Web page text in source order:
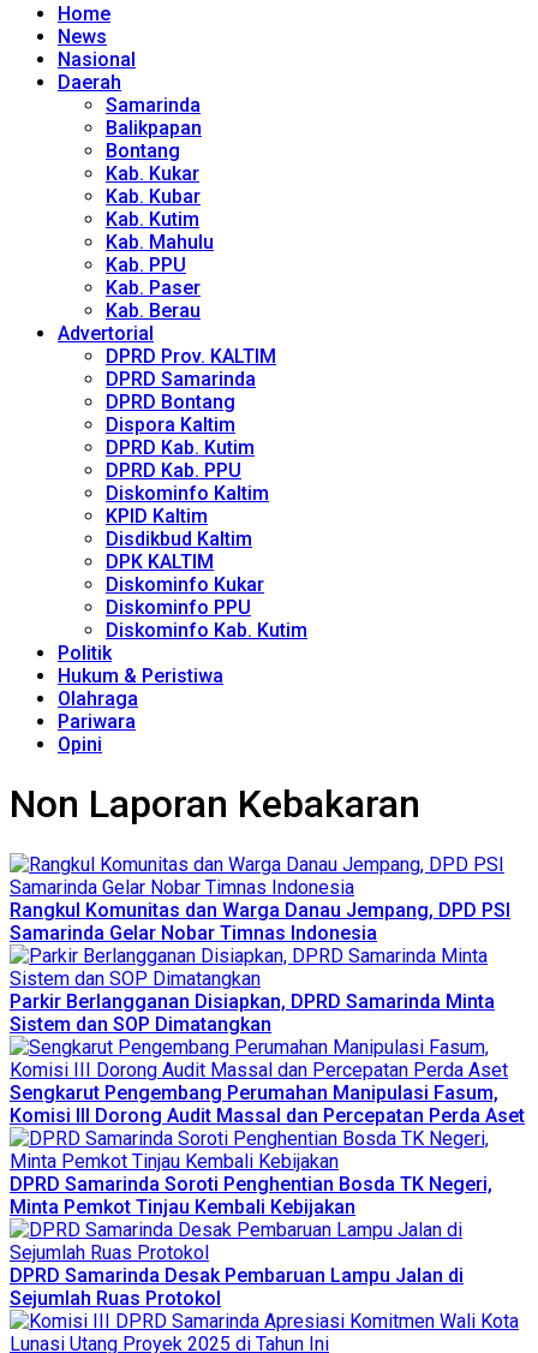
Home
News
Nasional
Daerah
Samarinda
Balikpapan
Bontang
Kab. Kukar
Kab. Kubar
Kab. Kutim
Kab. Mahulu
Kab. PPU
Kab. Paser
Kab. Berau
Advertorial
DPRD Prov. KALTIM
DPRD Samarinda
DPRD Bontang
Dispora Kaltim
DPRD Kab. Kutim
DPRD Kab. PPU
Diskominfo Kaltim
KPID Kaltim
Disdikbud Kaltim
DPK KALTIM
Diskominfo Kukar
Diskominfo PPU
Diskominfo Kab. Kutim
Politik
Hukum & Peristiwa
Olahraga
Pariwara
Opini
Non Laporan Kebakaran
Rangkul Komunitas dan Warga Danau Jempang, DPD PSI
Samarinda Gelar Nobar Timnas Indonesia
Parkir Berlangganan Disiapkan, DPRD Samarinda Minta
Sistem dan SOP Dimatangkan
Sengkarut Pengembang Perumahan Manipulasi Fasum,
Komisi III Dorong Audit Massal dan Percepatan Perda Aset
DPRD Samarinda Soroti Penghentian Bosda TK Negeri,
Minta Pemkot Tinjau Kembali Kebijakan
DPRD Samarinda Desak Pembaruan Lampu Jalan di
Sejumlah Ruas Protokol